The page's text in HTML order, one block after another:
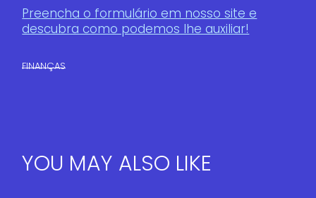
Preencha o formulário em nosso site e
descubra como podemos lhe auxiliar!
FINANÇAS​
YOU MAY ALSO LIKE